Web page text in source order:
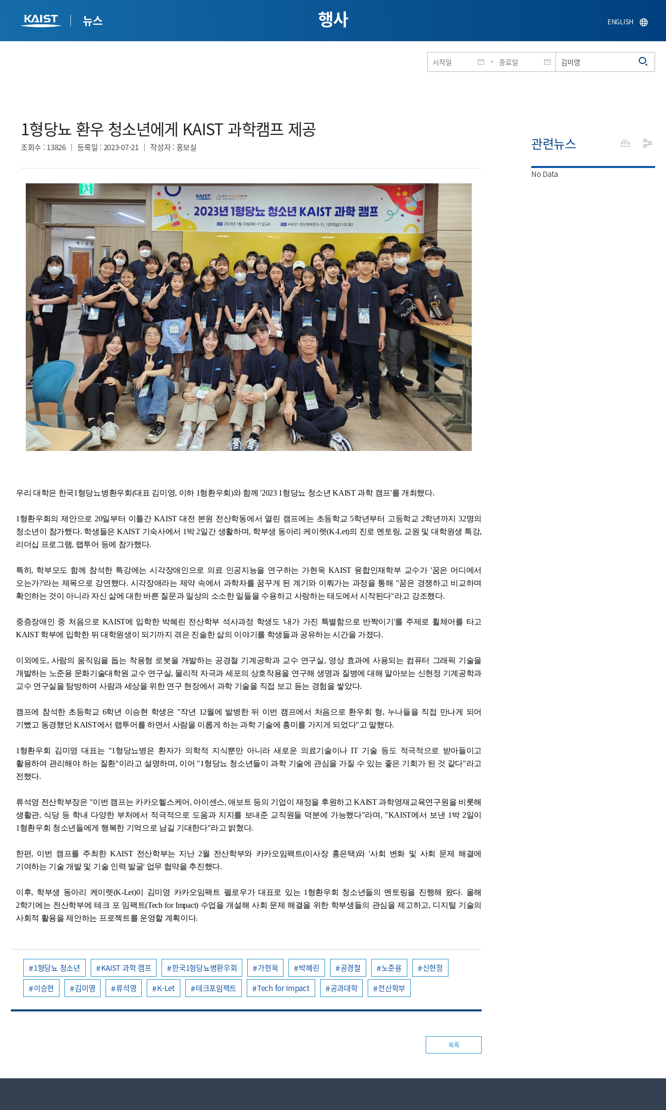
뉴스
홈페이지 통합검색
-
ENGLISH
행사
1형당뇨 환우 청소년에게 KAIST 과학캠프 제공​
조회수 : 13826 등록일 : 2023-07-21 작성자: 홍보실
우리 대학은 한국1형당뇨병환우회(대표 김미영, 이하 1형환우회)와 함께 '2023 1형당뇨 청소년 KAIST 과학 캠프'를 개최했다.
1형환우회의 제안으로 20일부터 이틀간 KAIST 대전 본원 전산학동에서 열린 캠프에는 초등학교 5학년부터 고등학교 2학년까지 32명의
청소년이 참가했다. 학생들은 KAIST 기숙사에서 1박 2일간 생활하며, 학부생 동아리 케이렛(K-Let)의 진로 멘토링, 교원 및 대학원생 특강,
리더십 프로그램, 랩투어 등에 참가했다.
특히, 학부모도 함께 참석한 특강에는 시각장애인으로 의료 인공지능을 연구하는 가현욱 KAIST 융합인재학부 교수가 '꿈은 어디에서
오는가?'라는 제목으로 강연했다. 시각장애라는 제약 속에서 과학자를 꿈꾸게 된 계기와 이뤄가는 과정을 통해 "꿈은 경쟁하고 비교하며
확인하는 것이 아니라 자신 삶에 대한 바른 질문과 일상의 소소한 일들을 수용하고 사랑하는 태도에서 시작된다"라고 강조했다.
중증장애인 중 처음으로 KAIST에 입학한 박혜린 전산학부 석사과정 학생도 '내가 가진 특별함으로 반짝이기'를 주제로 휠체어를 타고
KAIST 학부에 입학한 뒤 대학원생이 되기까지 겪은 진솔한 삶의 이야기를 학생들과 공유하는 시간을 가졌다.
이외에도, 사람의 움직임을 돕는 착용형 로봇을 개발하는 공경철 기계공학과 교수 연구실, 영상 효과에 사용되는 컴퓨터 그래픽 기술을
개발하는 노준용 문화기술대학원 교수 연구실, 물리적 자극과 세포의 상호작용을 연구해 생명과 질병에 대해 알아보는 신현정 기계공학과
교수 연구실을 탐방하며 사람과 세상을 위한 연구 현장에서 과학 기술을 직접 보고 듣는 경험을 쌓았다.
캠프에 참석한 초등학교 6학년 이승현 학생은 "작년 12월에 발병한 뒤 이번 캠프에서 처음으로 환우회 형, 누나들을 직접 만나게 되어
기뻤고 동경했던 KAIST에서 랩투어를 하면서 사람을 이롭게 하는 과학 기술에 흥미를 가지게 되었다"고 말했다.
1형환우회 김미영 대표는 "1형당뇨병은 환자가 의학적 지식뿐만 아니라 새로운 의료기술이나 IT 기술 등도 적극적으로 받아들이고
활용하여 관리해야 하는 질환"이라고 설명하며, 이어 "1형당뇨 청소년들이 과학 기술에 관심을 가질 수 있는 좋은 기회가 된 것 같다"라고
전했다.
류석영 전산학부장은 "이번 캠프는 카카오헬스케어, 아이센스, 애보트 등의 기업이 재정을 후원하고 KAIST 과학영재교육연구원을 비롯해
생활관, 식당 등 학내 다양한 부처에서 적극적으로 도움과 지지를 보내준 교직원들 덕분에 가능했다"라며, "KAIST에서 보낸 1박 2일이
1형환우회 청소년들에게 행복한 기억으로 남길 기대한다"라고 밝혔다.
한편, 이번 캠프를 주최한 KAIST 전산학부는 지난 2월 전산학부와 카카오임팩트(이사장 홍은택)와 '사회 변화 및 사회 문제 해결에
기여하는 기술 개발 및 기술 인력 발굴' 업무 협약을 추진했다.
이후, 학부생 동아리 케이렛(K-Let)이 김미영 카카오임팩트 펠로우가 대표로 있는 1형환우회 청소년들의 멘토링을 진행해 왔다. 올해
2학기에는 전산학부에 테크 포 임팩트(Tech for Impact) 수업을 개설해 사회 문제 해결을 위한 학부생들의 관심을 제고하고, 디지털 기술의
사회적 활용을 제안하는 프로젝트를 운영할 계획이다.
1형당뇨 청소년 KAIST 과학 캠프 한국1형당뇨병환우회 가현욱 박혜린 공경철 노준용
신현정
이승현
김미영 류석영 K-Let 테크포임팩트 Tech for Impact 공과대학 전산학부
목록
관련뉴스
No Data